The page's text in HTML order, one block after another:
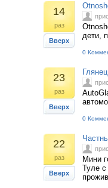
14
раз
Вверх
дети,
0
23
раз
Вверх
0
22
раз
Вверх
Мини
Туле